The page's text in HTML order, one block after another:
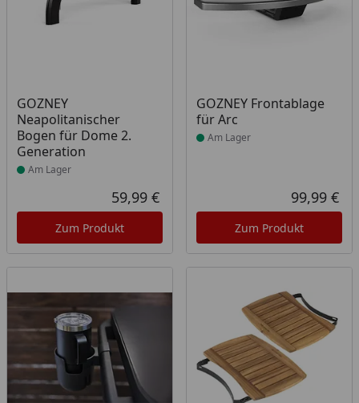
GOZNEY
Neapolitanischer
Bogen für Dome 2.
Generation
Produkt am Lager
Am Lager
Aktueller Preis
59,99 €
Zum Produkt
GOZNEY Frontablage
für Arc
Produkt am Lager
Am Lager
99,99 €
Zum Produkt